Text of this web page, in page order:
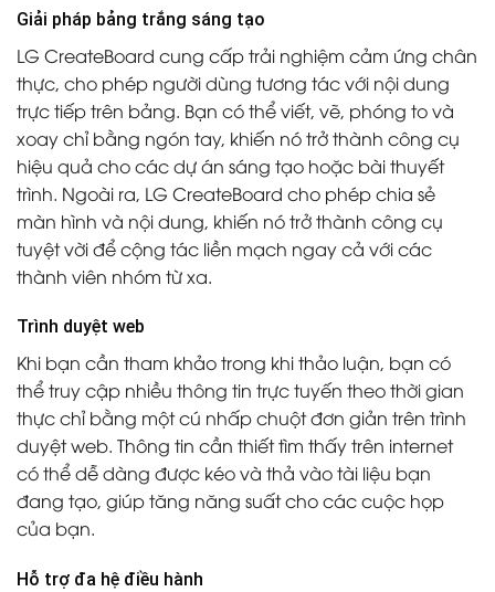
Giải pháp bảng trắng sáng tạo
LG CreateBoard cung cấp trải nghiệm cảm ứng chân
thực, cho phép người dùng tương tác với nội dung
trực tiếp trên bảng. Bạn có thể viết, vẽ, phóng to và
xoay chỉ bằng ngón tay, khiến nó trở thành công cụ
hiệu quả cho các dự án sáng tạo hoặc bài thuyết
trình. Ngoài ra, LG CreateBoard cho phép chia sẻ
màn hình và nội dung, khiến nó trở thành công cụ
tuyệt vời để cộng tác liền mạch ngay cả với các
thành viên nhóm từ xa.
Trình duyệt web
Khi bạn cần tham khảo trong khi thảo luận, bạn có
thể truy cập nhiều thông tin trực tuyến theo thời gian
thực chỉ bằng một cú nhấp chuột đơn giản trên trình
duyệt web. Thông tin cần thiết tìm thấy trên internet
có thể dễ dàng được kéo và thả vào tài liệu bạn
đang tạo, giúp tăng năng suất cho các cuộc họp
của bạn.
Hỗ trợ đa hệ điều hành